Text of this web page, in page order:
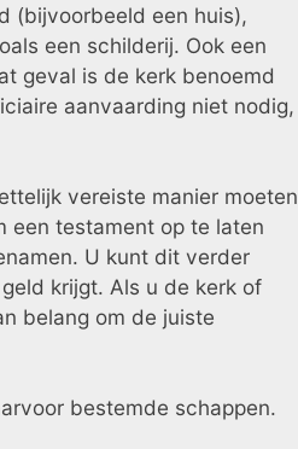
(bijvoorbeeld een huis),
een schilderij. Ook een
geval is de kerk benoemd
aanvaarding niet nodig,
vereiste manier moeten
een testament op te laten
U kunt dit verder
krijgt. Als u de kerk of
belang om de juiste
bestemde schappen.